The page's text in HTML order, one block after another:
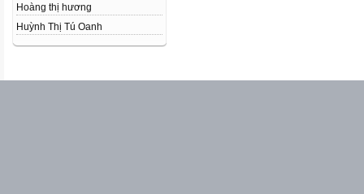
Hoàng thị hương
Huỳnh Thị Tú Oanh